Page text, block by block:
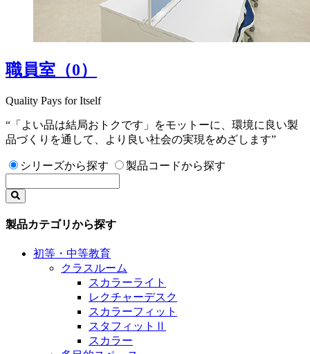
職員室 （0）
Quality Pays for Itself
“「よい品は結局おトクです」をモットーに、環境に良い製
品づくりを通して、より良い社会の実現をめざします”
シリーズから探す 製品コードから探す
製品カテゴリから探す
初等・中等教育
クラスルーム
スカラーライト
レクチャーデスク
スカラーフィット
スタフィットⅡ
スカラー